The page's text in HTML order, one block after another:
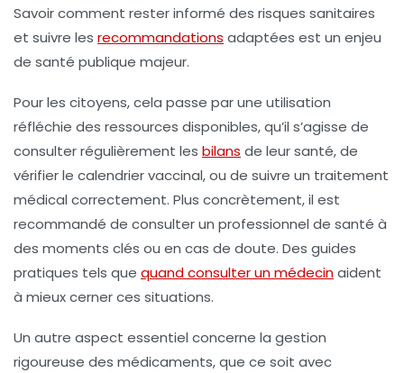
Savoir comment rester informé des risques sanitaires
et suivre les recommandations adaptées est un enjeu
de santé publique majeur.
Pour les citoyens, cela passe par une utilisation
réfléchie des ressources disponibles, qu’il s’agisse de
consulter régulièrement les bilans de leur santé, de
vérifier le calendrier vaccinal, ou de suivre un traitement
médical correctement. Plus concrètement, il est
recommandé de consulter un professionnel de santé à
des moments clés ou en cas de doute. Des guides
pratiques tels que quand consulter un médecinaident
à mieux cerner ces situations.
Un autre aspect essentiel concerne la gestion
rigoureuse des médicaments, que ce soit avec